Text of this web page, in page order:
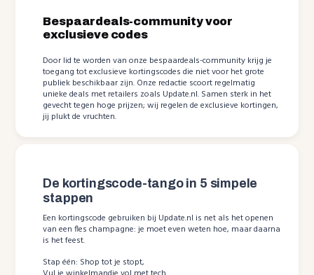
Bespaardeals-community voor
exclusieve codes
Door lid te worden van onze bespaardeals-community krijg je
toegang tot exclusieve kortingscodes die niet voor het grote
publiek beschikbaar zijn. Onze redactie scoort regelmatig
unieke deals met retailers zoals Update.nl. Samen sterk in het
gevecht tegen hoge prijzen; wij regelen de exclusieve kortingen,
jij plukt de vruchten.
De kortingscode-tango in 5 simpele
stappen
Een kortingscode gebruiken bij Update.nl is net als het openen
van een fles champagne: je moet even weten hoe, maar daarna
is het feest.
Stap één: Shop tot je stopt,